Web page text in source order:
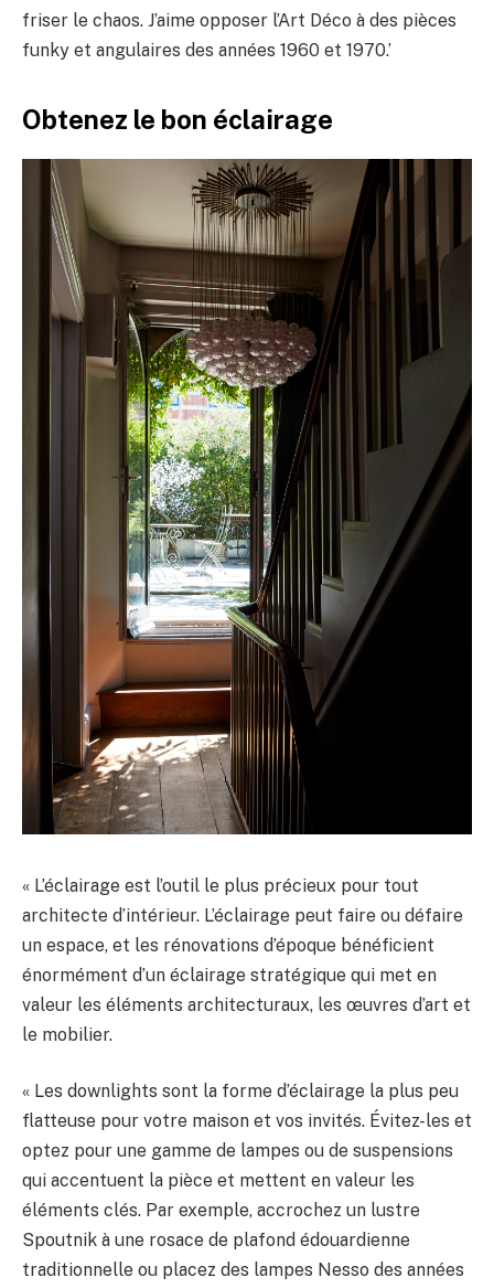
friser le chaos. J’aime opposer l’Art Déco à des pièces
funky et angulaires des années 1960 et 1970.’
Obtenez le bon éclairage
« L’éclairage est l’outil le plus précieux pour tout
architecte d’intérieur. L’éclairage peut faire ou défaire
un espace, et les rénovations d’époque bénéficient
énormément d’un éclairage stratégique qui met en
valeur les éléments architecturaux, les œuvres d’art et
le mobilier.
« Les downlights sont la forme d’éclairage la plus peu
flatteuse pour votre maison et vos invités. Évitez-les et
optez pour une gamme de lampes ou de suspensions
qui accentuent la pièce et mettent en valeur les
éléments clés. Par exemple, accrochez un lustre
Spoutnik à une rosace de plafond édouardienne
traditionnelle ou placez des lampes Nesso des années